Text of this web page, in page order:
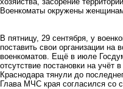
Военкоматы окружены
В пятницу, 29 сентября, у
поставить свои организации
военкоматов. Ещё в июле
отсутствие постановки на учёт
Краснодара тянули до
Глава МЧС края согласился со